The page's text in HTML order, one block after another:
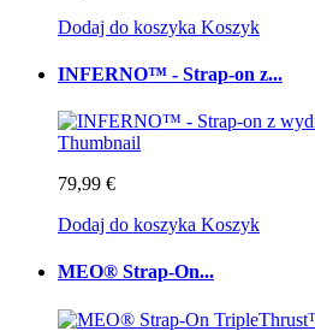
Dodaj do koszyka Koszyk
INFERNO™ - Strap-on z...
79,99 €
Dodaj do koszyka Koszyk
MEO® Strap-On...